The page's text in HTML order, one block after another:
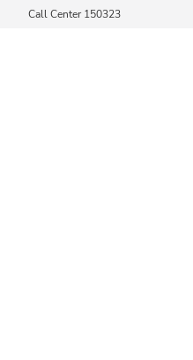
Call Center 150323